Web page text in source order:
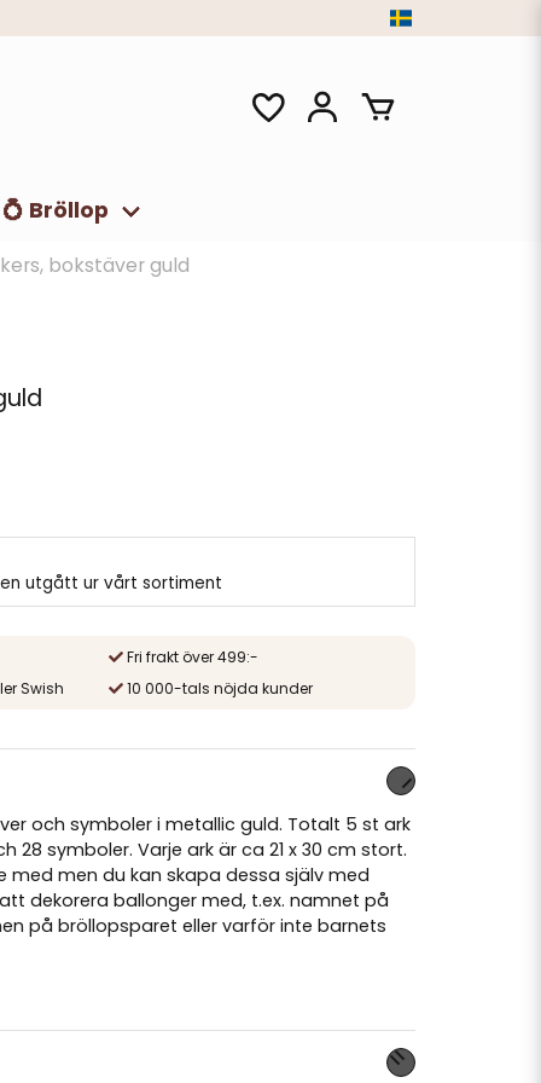
💍 Bröllop
bokstäver guld
utgått ur vårt sortiment
Fri frakt över 499:-
Swish
10 000-tals nöjda kunder
och symboler i metallic guld. Totalt 5 st ark
28 symboler. Varje ark är ca 21 x 30 cm stort.
med men du kan skapa dessa själv med
dekorera ballonger med, t.ex. namnet på
på bröllopsparet eller varför inte barnets